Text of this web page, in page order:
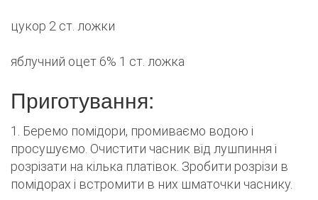
цукор 2 ст. ложки
яблучний оцет 6% 1 ст. ложка
Приготування:
1. Беремо помідори, промиваємо водою і
просушуємо. Очистити часник від лушпиння і
розрізати на кілька платівок. Зробити розрізи в
помідорах і встромити в них шматочки часнику.